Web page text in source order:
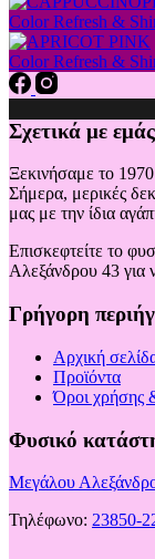
Color Refresh &
Color Refresh &
Σχετικά με εμάς
Ξεκινήσαμε το
Σήμερα, μερικές
μας με την ίδια
Επισκεφτείτε το
Αλεξάνδρου 43 για
Γρήγορη
Αρχική
Προϊόντα
Όροι χρήσης
Φυσικό
Μεγάλου
Τηλέφωνο: 23850-